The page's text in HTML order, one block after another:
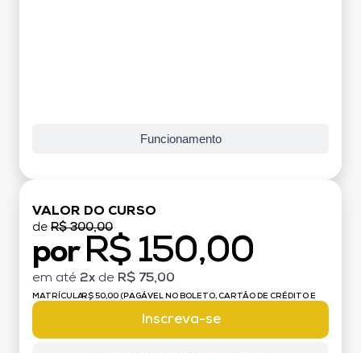
Funcionamento
VALOR DO CURSO
de R$ 300,00
por R$ 150,00
em até 2x de R$ 75,00
MATRÍCULA:R$ 50,00 (PAGÁVEL NO BOLETO, CARTÃO DE CRÉDITO E
Inscreva-se